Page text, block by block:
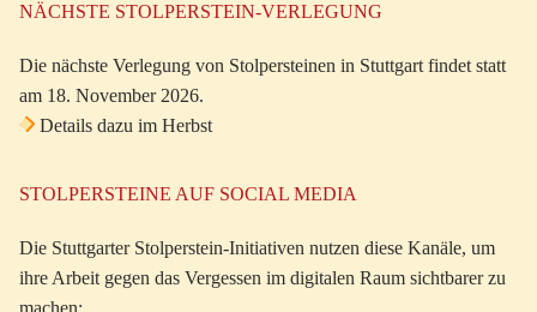
NÄCHSTE STOLPERSTEIN-VERLEGUNG
Die nächste Verlegung von Stolpersteinen in Stuttgart findet statt
am 18. November 2026.
Details dazu im Herbst
STOLPERSTEINE AUF SOCIAL MEDIA
Die Stuttgarter Stolperstein-Initiativen nutzen diese Kanäle, um
ihre Arbeit gegen das Vergessen im digitalen Raum sichtbarer zu